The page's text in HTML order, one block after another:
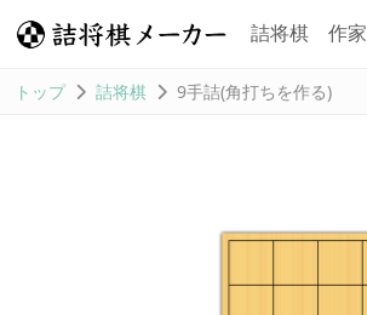
詰将棋 作家
トップ 詰将棋 9手詰(角打ちを作る)